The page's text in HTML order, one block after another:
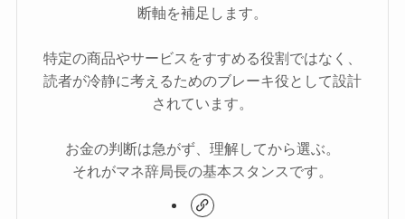
断軸を補足します。
特定の商品やサービスをすすめる役割ではなく、
読者が冷静に考えるためのブレーキ役として設計
されています。
お金の判断は急がず、理解してから選ぶ。
それがマネ辞局長の基本スタンスです。